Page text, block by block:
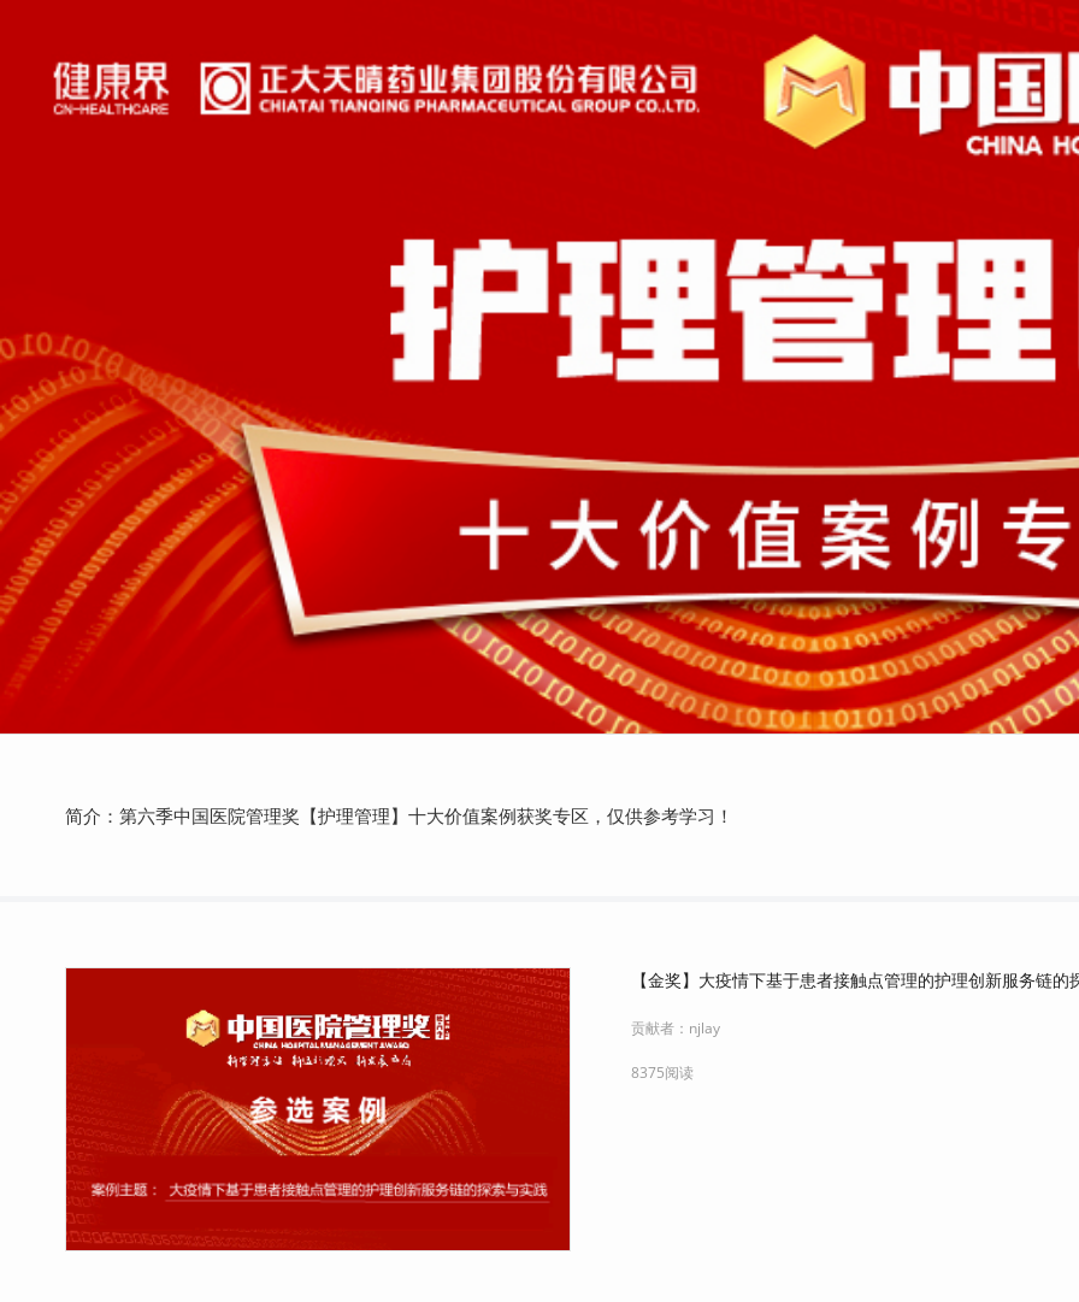
简介：第六季中国医院管理奖【护理管理】十大价值案例获奖专区，仅供参考学习！
【金奖】大疫情下基于患者接触点管理的护理创新服务链的
贡献者： njlay
8375阅读